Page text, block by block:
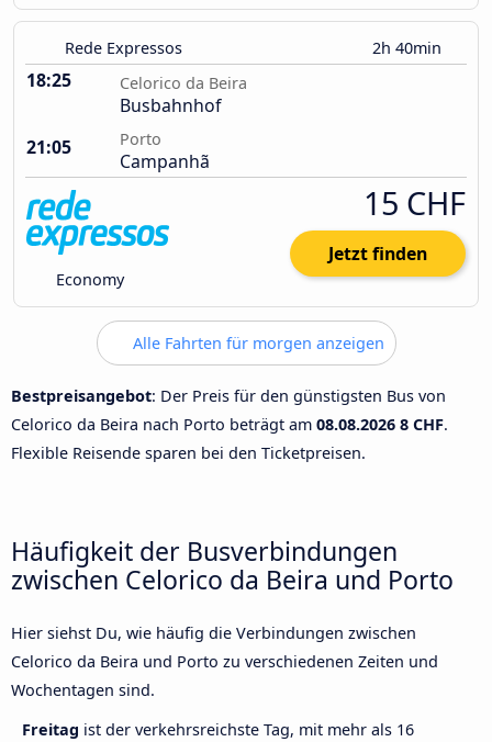
Rede Expressos 2h 40min
18:25 Celorico da Beira
Busbahnhof
21:05
Porto
Campanhã
Economy
15 CHF
Jetzt finden
Alle Fahrten für morgen anzeigen
Bestpreisangebot: Der Preis für den günstigsten Bus von
Celorico da Beira nach Porto beträgt am 08.08.2026 8 CHF.
Flexible Reisende sparen bei den Ticketpreisen.
Häufigkeit der Busverbindungen
zwischen Celorico da Beira und Porto
Hier siehst Du, wie häufig die Verbindungen zwischen
Celorico da Beira und Porto zu verschiedenen Zeiten und
Wochentagen sind.
Freitag ist der verkehrsreichste Tag, mit mehr als 16